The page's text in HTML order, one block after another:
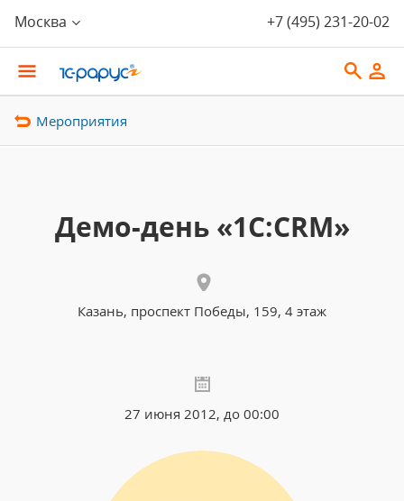
Москва +7 (495) 231-20-02
Мероприятия
Демо-день «1С:CRM»
Казань, проспект Победы, 159, 4 этаж
27 июня 2012, до 00:00